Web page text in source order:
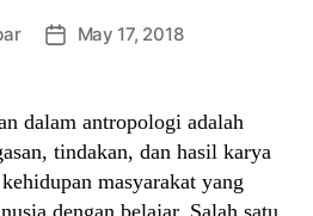
PostMay 17, 2018
dalam antropologi adalah
tindakan, dan hasil karya
masyarakat yang
dengan belajar. Salah satu